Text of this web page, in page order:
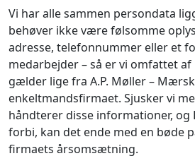
Vi har alle sammen persondata
behøver ikke være følsomme
adresse, telefonnummer eller et
medarbejder – så er vi omfattet
gælder lige fra A.P. Møller –
enkeltmandsfirmaet. Sjusker vi
håndterer disse informationer,
forbi, kan det ende med en bøde
firmaets årsomsætning.